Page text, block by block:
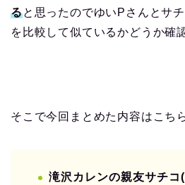
ると思ったのでゆいPさんとサ
を比較して似ているかどうか確
そこで今回まとめた内容はこち
滝沢カレンの親友サチコ